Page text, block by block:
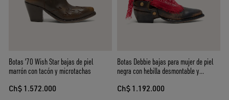
Botas '70 Wish Star bajas de piel
marrón con tacón y microtachas
Ch$ 1.572.000
Botas Debbie bajas para mujer de piel
negra con hebilla desmontable y
Ch$ 1.192.000